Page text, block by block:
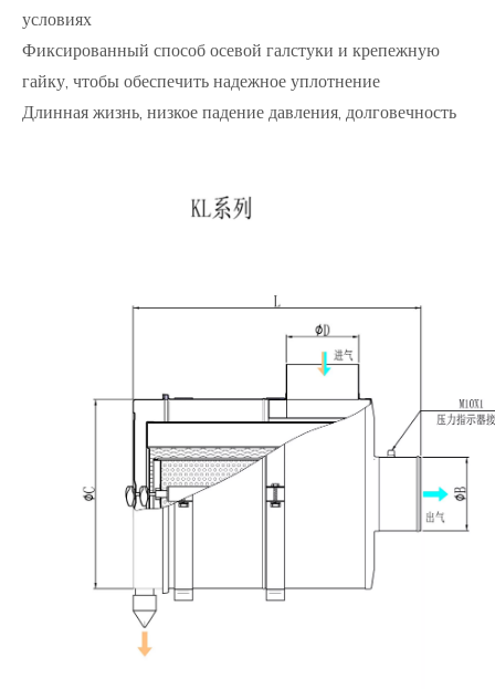
условиях
Фиксированный способ осевой галстуки и крепежную
гайку, чтобы обеспечить надежное уплотнение
Длинная жизнь, низкое падение давления, долговечность